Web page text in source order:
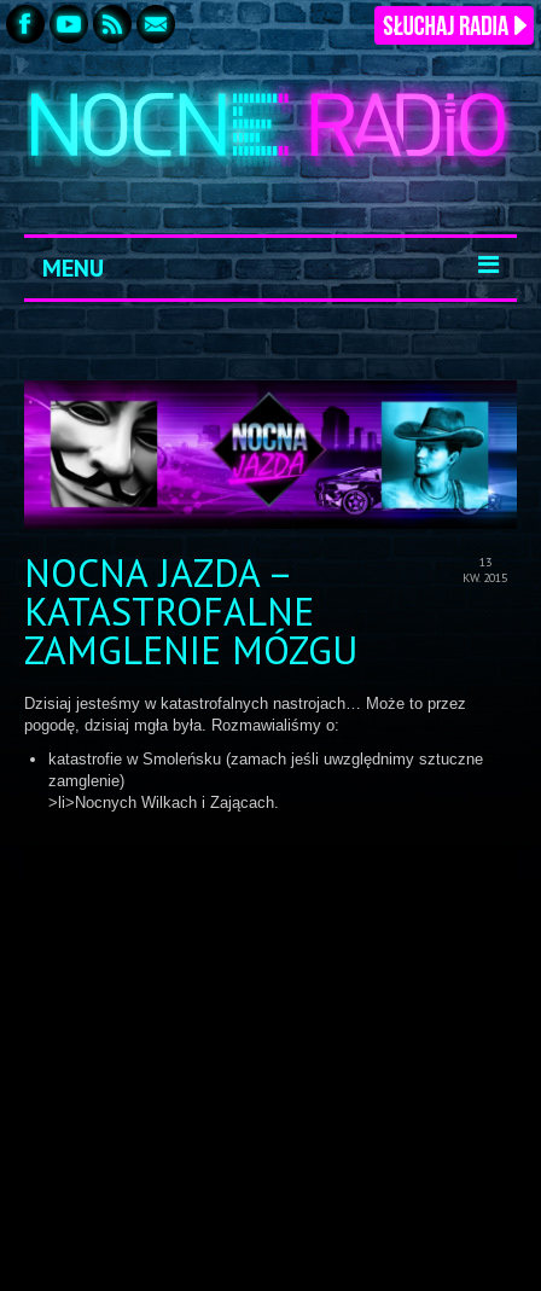
MENU
START
ARCHIWUM
KONTAKT
LOGOWANIE
13
KW. 2015
NOCNA JAZDA –
KATASTROFALNE
ZAMGLENIE MÓZGU
Dzisiaj jesteśmy w katastrofalnych nastrojach… Może to przez
pogodę, dzisiaj mgła była. Rozmawialiśmy o:
katastrofie w Smoleńsku (zamach jeśli uwzględnimy sztuczne
zamglenie)
>li>Nocnych Wilkach i Zającach.